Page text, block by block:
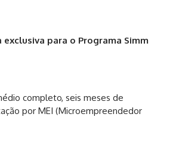
exclusiva para o Programa Simm
completo, seis meses de
por MEI (Microempreendedor